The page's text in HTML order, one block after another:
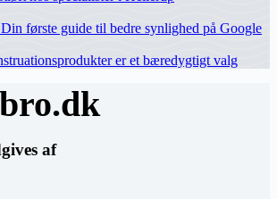
første guide til bedre synlighed på Google
er et bæredygtigt valg
af